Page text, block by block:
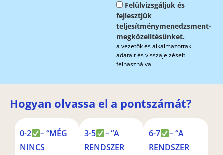
Felülvizsgáljuk és
fejlesztjük
teljesítménymenedzsment-
megközelítésünket.
a vezetők és alkalmazottak
adatait és visszajelzéseit
felhasználva.
Hogyan olvassa el a pontszámát?
0-2
– “MÉG
NINCS
3-5
– “A
RENDSZER
6-7
– “A
RENDSZER